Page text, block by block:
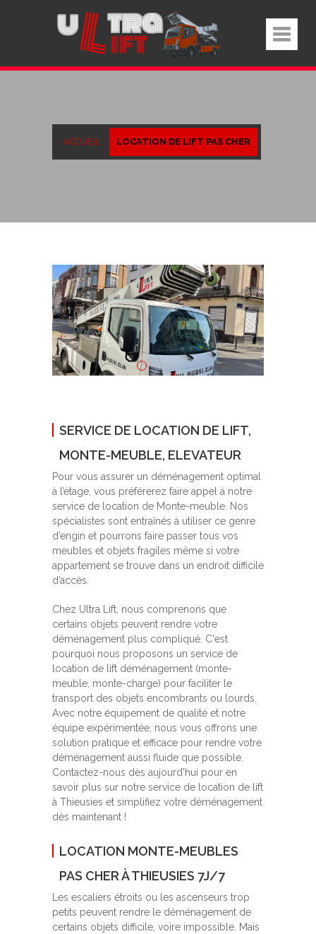
ACCUEIL LOCATION DE LIFT PAS CHER
SERVICE DE LOCATION DE LIFT,
MONTE-MEUBLE, ELEVATEUR
Pour vous assurer un déménagement optimal
à l’étage, vous préférerez faire appel à notre
service de location de Monte-meuble. Nos
spécialistes sont entraînés à utiliser ce genre
d’engin et pourrons faire passer tous vos
meubles et objets fragiles même si votre
appartement se trouve dans un endroit difficile
d’accès.
Chez Ultra Lift, nous comprenons que
certains objets peuvent rendre votre
déménagement plus compliqué. C'est
pourquoi nous proposons un service de
location de lift déménagement (monte-
meuble, monte-charge) pour faciliter le
transport des objets encombrants ou lourds.
Avec notre équipement de qualité et notre
équipe expérimentée, nous vous offrons une
solution pratique et efficace pour rendre votre
déménagement aussi fluide que possible.
Contactez-nous dès aujourd'hui pour en
savoir plus sur notre service de location de lift
à Thieusies et simplifiez votre déménagement
dès maintenant !
LOCATION MONTE-MEUBLES
PAS CHER À THIEUSIES 7J/7
Les escaliers étroits ou les ascenseurs trop
petits peuvent rendre le déménagement de
certains objets difficile, voire impossible. Mais